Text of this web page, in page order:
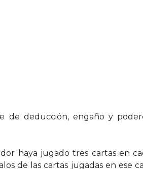
deducción, engaño y
haya jugado tres cartas en
de las cartas jugadas en ese